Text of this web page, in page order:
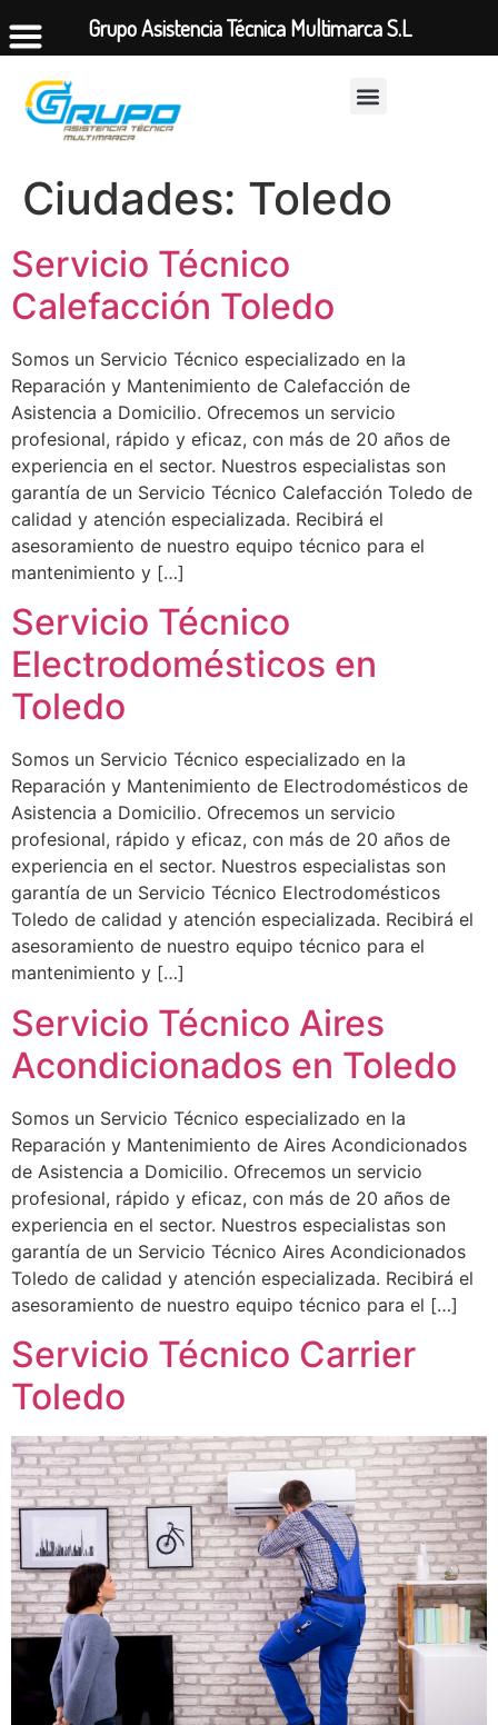
Ciudades: Toledo
Servicio Técnico
Calefacción Toledo
Somos un Servicio Técnico especializado en la
Reparación y Mantenimiento de Calefacción de
Asistencia a Domicilio. Ofrecemos un servicio
profesional, rápido y eficaz, con más de 20 años de
experiencia en el sector. Nuestros especialistas son
garantía de un Servicio Técnico Calefacción Toledo de
calidad y atención especializada. Recibirá el
asesoramiento de nuestro equipo técnico para el
mantenimiento y […]
Servicio Técnico
Electrodomésticos en
Toledo
Somos un Servicio Técnico especializado en la
Reparación y Mantenimiento de Electrodomésticos de
Asistencia a Domicilio. Ofrecemos un servicio
profesional, rápido y eficaz, con más de 20 años de
experiencia en el sector. Nuestros especialistas son
garantía de un Servicio Técnico Electrodomésticos
Toledo de calidad y atención especializada. Recibirá el
asesoramiento de nuestro equipo técnico para el
mantenimiento y […]
Servicio Técnico Aires
Acondicionados en Toledo
Somos un Servicio Técnico especializado en la
Reparación y Mantenimiento de Aires Acondicionados
de Asistencia a Domicilio. Ofrecemos un servicio
profesional, rápido y eficaz, con más de 20 años de
experiencia en el sector. Nuestros especialistas son
garantía de un Servicio Técnico Aires Acondicionados
Toledo de calidad y atención especializada. Recibirá el
asesoramiento de nuestro equipo técnico para el […]
Servicio Técnico Carrier
Toledo
Grupo Asistencia Técnica Multimarca S.L